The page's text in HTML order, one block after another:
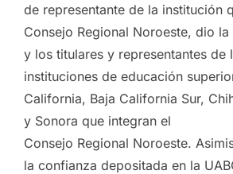
de representante de la institución
Consejo Regional Noroeste, dio
y los titulares y representantes de
instituciones de educación
California, Baja California Sur,
y Sonora que integran el
Consejo Regional Noroeste.
la confianza depositada en la